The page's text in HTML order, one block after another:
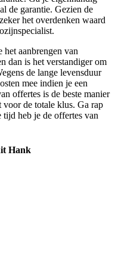
de garantie. Gezien de
het overdenken waard
aanbrengen van
dan is het verstandiger om
de lange levensduur
mee indien je een
offertes is de beste manier
de totale klus. Ga rap
tijd heb je de offertes van
Hank